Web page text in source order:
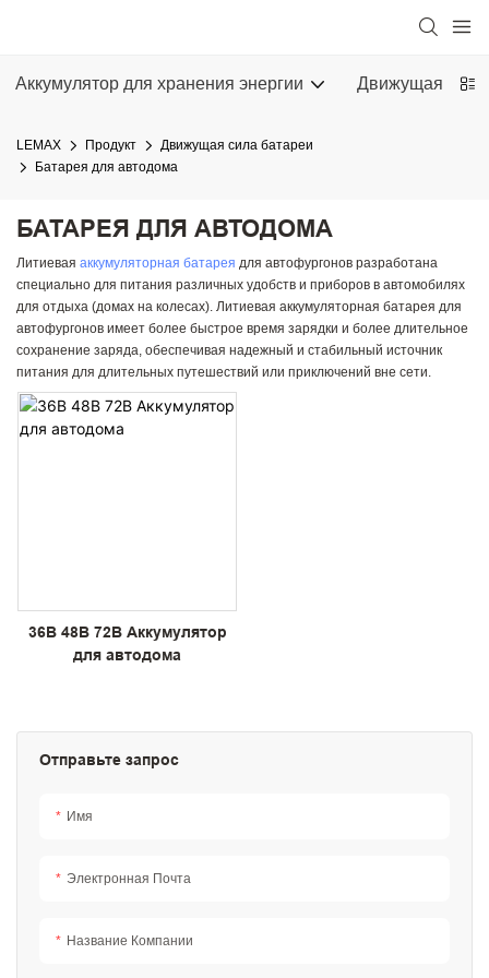
Аккумулятор для хранения энергии Движущая сила
LEMAX Продукт
Движущая сила батареи
Батарея для автодома
БАТАРЕЯ ДЛЯ АВТОДОМА
Литиевая аккумуляторная батарея для автофургонов разработана
специально для питания различных удобств и приборов в автомобилях
для отдыха (домах на колесах). Литиевая аккумуляторная батарея для
автофургонов имеет более быстрое время зарядки и более длительное
сохранение заряда, обеспечивая надежный и стабильный источник
питания для длительных путешествий или приключений вне сети.
Отправьте запрос
Имя
Электронная Почта
Название Компании
36В 48В 72В Аккумулятор
для автодома